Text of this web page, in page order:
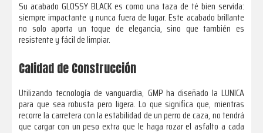
Su acabado GLOSSY BLACK es como una taza de té bien servida:
siempre impactante y nunca fuera de lugar. Este acabado brillante
no solo aporta un toque de elegancia, sino que también es
resistente y fácil de limpiar.
Calidad de Construcción
Utilizando tecnología de vanguardia, GMP ha diseñado la LUNICA
para que sea robusta pero ligera. Lo que significa que, mientras
recorre la carretera con la estabilidad de un perro de caza, no tendrá
que cargar con un peso extra que le haga rozar el asfalto a cada